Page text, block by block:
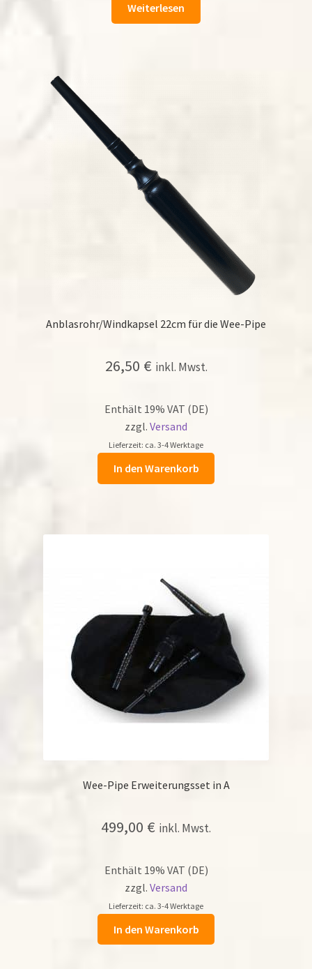
Weiterlesen
Anblasrohr/Windkapsel 22cm für die Wee-Pipe
26,50 € inkl. Mwst.
Enthält 19% VAT (DE)
zzgl. Versand
Lieferzeit: ca. 3-4 Werktage
In den Warenkorb
Wee-Pipe Erweiterungsset in A
499,00 € inkl. Mwst.
Enthält 19% VAT (DE)
zzgl. Versand
Lieferzeit: ca. 3-4 Werktage
In den Warenkorb